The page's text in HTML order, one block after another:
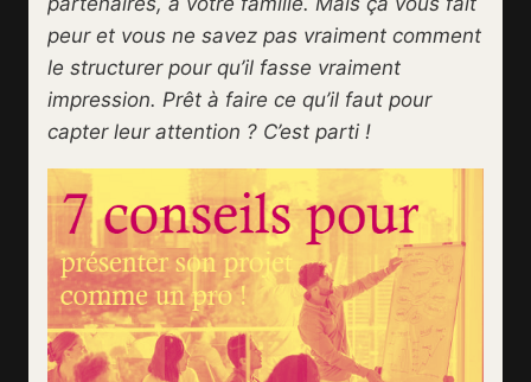
peur et vous ne savez pas vraiment comment
le structurer pour qu’il fasse vraiment
impression. Prêt à faire ce qu’il faut pour
capter leur attention ? C’est parti !